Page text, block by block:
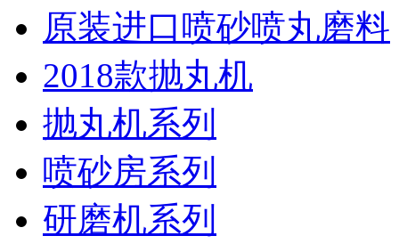
原装进口喷砂喷丸磨料
2018款抛丸机
抛丸机系列
喷砂房系列
研磨机系列